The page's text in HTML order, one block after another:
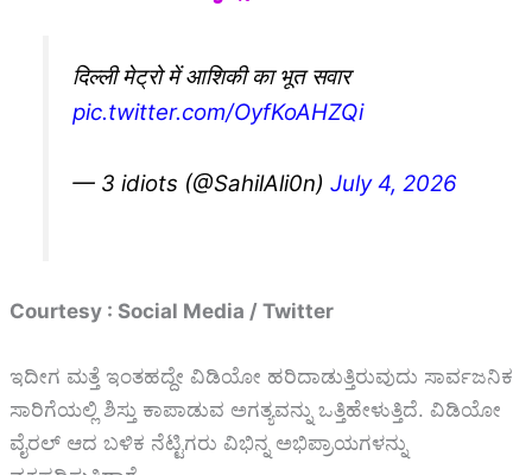
दिल्ली मेट्रो में आशिकी का भूत सवार
pic.twitter.com/OyfKoAHZQi
— 3 idiots (@SahilAli0n)July 4, 2026
Courtesy : Social Media / Twitter
ಇದೀಗ ಮತ್ತೆ ಇಂತಹದ್ದೇ ವಿಡಿಯೋ ಹರಿದಾಡುತ್ತಿರುವುದು ಸಾರ್ವಜನಿಕ
ಸಾರಿಗೆಯಲ್ಲಿ ಶಿಸ್ತು ಕಾಪಾಡುವ ಅಗತ್ಯವನ್ನು ಒತ್ತಿಹೇಳುತ್ತಿದೆ. ವಿಡಿಯೋ
ವೈರಲ್ ಆದ ಬಳಿಕ ನೆಟ್ಟಿಗರು ವಿಭಿನ್ನ ಅಭಿಪ್ರಾಯಗಳನ್ನು